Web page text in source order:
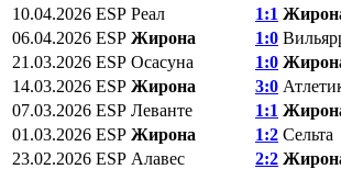
10.04.2026 ESP Реал 1:1
06.04.2026 ESP Жирона 1:0
21.03.2026 ESP Осасуна 1:0
14.03.2026 ESP Жирона 3:0
07.03.2026 ESP Леванте 1:1
01.03.2026 ESP Жирона 1:2 Сельта
23.02.2026 ESP Алавес 2:2